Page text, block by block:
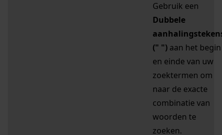
Gebruik een
Dubbele
(" ") aan het begin
en einde van uw
zoektermen om
naar de exacte
combinatie van
woorden te
zoeken.